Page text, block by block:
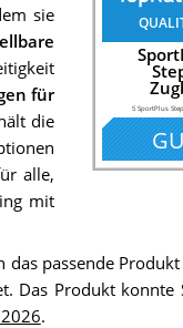
5 SportPlus
sie
für
die
alle,
mit
das passende
Das Produkt konnte
.